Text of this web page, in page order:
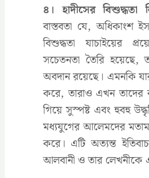
৪। হাদীসের বিশুদ্ধতা
বাস্তবতা যে, অধিকাংশ
বিশুদ্ধতা যাচাইয়ের
সচেতনতা তৈরি হয়েছে,
অবদান রয়েছে। এমনকি
করে, তারাও এখন তাদের
গিয়ে সুস্পষ্ট এবং হুবহু
মধ্যযুগের আলেমদের
করে। এটি অত্যন্ত
আলবানী ও তার লেখনীকে